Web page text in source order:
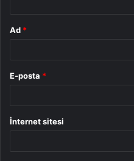
Ad *
E-posta *
İnternet sitesi